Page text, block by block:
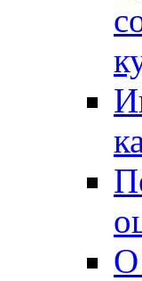
О